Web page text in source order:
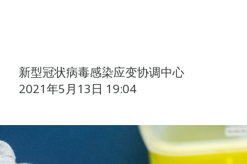
新型冠状病毒感染应变协调中心
2021年5月13日 19:04